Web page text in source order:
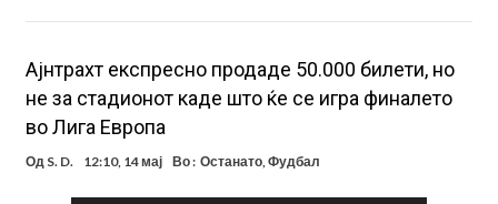
Ајнтрахт експресно продаде 50.000 билети, но
не за стадионот каде што ќе се игра финалето
во Лига Европа
Од S. D. 12:10, 14 мај Во : Останато, Фудбал